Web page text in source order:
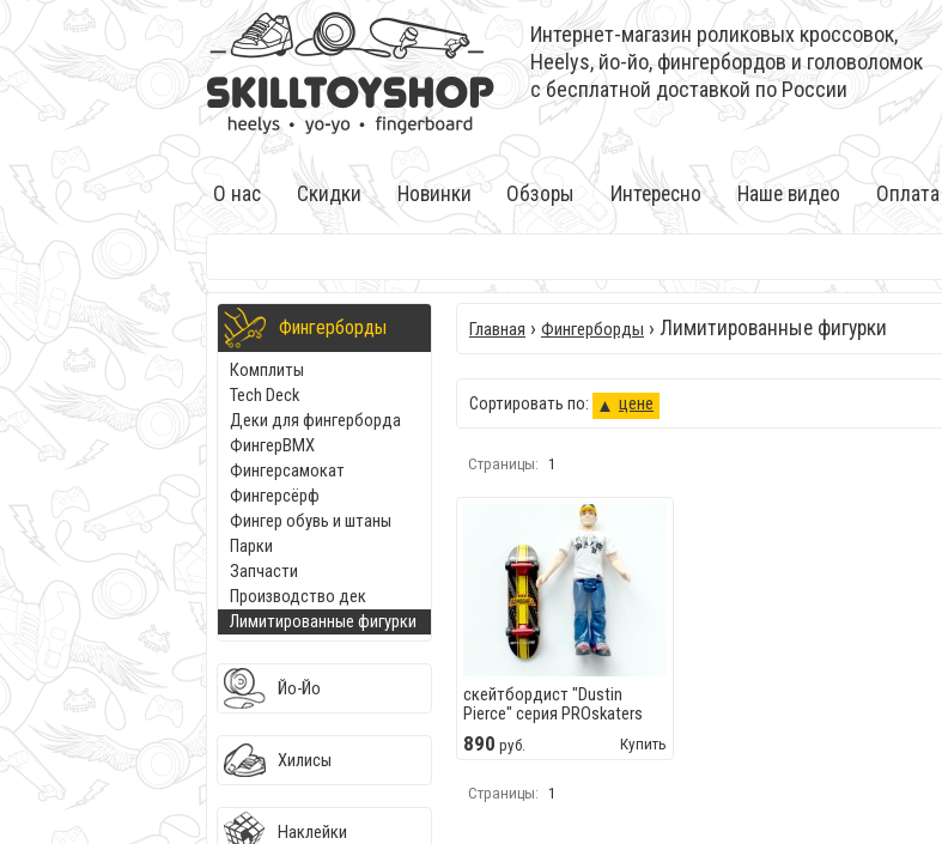
Интернет-магазин роликовых кроссовок,
Heelys, йо-йо, фингербордов и головоломок
с бесплатной доставкой по России
О нас Скидки Новинки Обзоры Интересно Наше видео Оплата
Фингерборды
Комплиты
Tech Deck
Деки для фингерборда
ФингерBMX
Фингерсамокат
Фингерсёрф
Фингер обувь и штаны
Парки
Запчасти
Производство дек
Лимитированные фигурки
Йо-Йо
Хилисы
Наклейки
Главная › Фингерборды › Лимитированные фигурки
Сортировать по: цене
Страницы: 1
скейтбордист "Dustin
Pierce" серия PROskaters
890 руб. Купить
Страницы: 1